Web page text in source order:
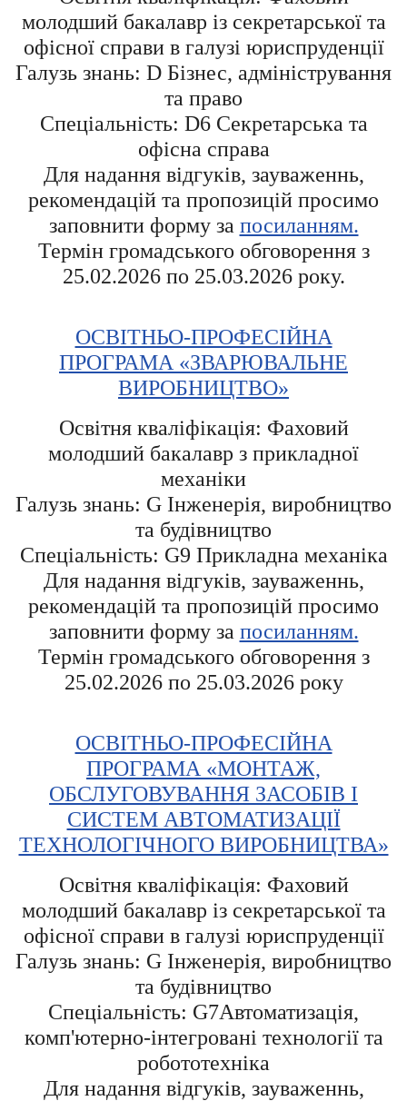
молодший бакалавр із секретарської та
офісної справи в галузі юриспруденції
Галузь знань: D Бізнес, адміністрування
та право
Спеціальність: D6 Секретарська та
офісна справа
Для надання відгуків, зауваженнь,
рекомендацій та пропозицій просимо
заповнити форму за посиланням.
Термін громадського обговорення з
25.02.2026 по 25.03.2026 року.
ОСВІТНЬО-ПРОФЕСІЙНА
ПРОГРАМА «ЗВАРЮВАЛЬНЕ
ВИРОБНИЦТВО»
Освітня кваліфікація: Фаховий
молодший бакалавр з прикладної
механіки
Галузь знань: G Інженерія, виробництво
та будівництво
Спеціальність: G9 Прикладна механіка
Для надання відгуків, зауваженнь,
рекомендацій та пропозицій просимо
заповнити форму за посиланням.
Термін громадського обговорення з
25.02.2026 по 25.03.2026 року
ОСВІТНЬО-ПРОФЕСІЙНА
ПРОГРАМА «МОНТАЖ,
ОБСЛУГОВУВАННЯ ЗАСОБІВ І
СИСТЕМ АВТОМАТИЗАЦІЇ
ТЕХНОЛОГІЧНОГО ВИРОБНИЦТВА»
Освітня кваліфікація: Фаховий
молодший бакалавр із секретарської та
офісної справи в галузі юриспруденції
Галузь знань: G Інженерія, виробництво
та будівництво
Спеціальність: G7Автоматизація,
комп'ютерно-інтегровані технології та
робототехніка
Для надання відгуків, зауваженнь,